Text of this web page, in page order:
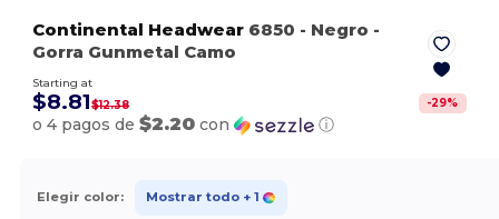
Continental Headwear 6850 - Negro -
Gorra Gunmetal Camo
Starting at
$8.81$12.38 -29%
o 4 pagos de$2.20 con ⓘ
Elegir color: Mostrar todo + 1